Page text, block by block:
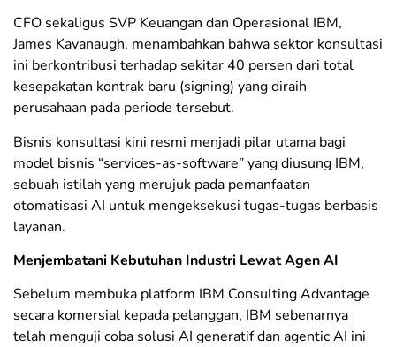
​CFO sekaligus SVP Keuangan dan Operasional IBM,
James Kavanaugh, menambahkan bahwa sektor konsultasi
ini berkontribusi terhadap sekitar 40 persen dari total
kesepakatan kontrak baru (signing) yang diraih
perusahaan pada periode tersebut.
Bisnis konsultasi kini resmi menjadi pilar utama bagi
model bisnis “services-as-software” yang diusung IBM,
sebuah istilah yang merujuk pada pemanfaatan
otomatisasi AI untuk mengeksekusi tugas-tugas berbasis
layanan.
​Menjembatani Kebutuhan Industri Lewat Agen AI
​Sebelum membuka platform IBM Consulting Advantage
secara komersial kepada pelanggan, IBM sebenarnya
telah menguji coba solusi AI generatif dan agentic AI ini